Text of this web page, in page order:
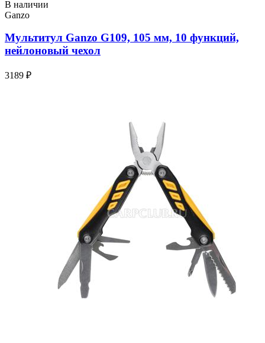
В наличии
Ganzo
Мультитул Ganzo G109, 105 мм, 10 функций,
нейлоновый чехол
3189 ₽